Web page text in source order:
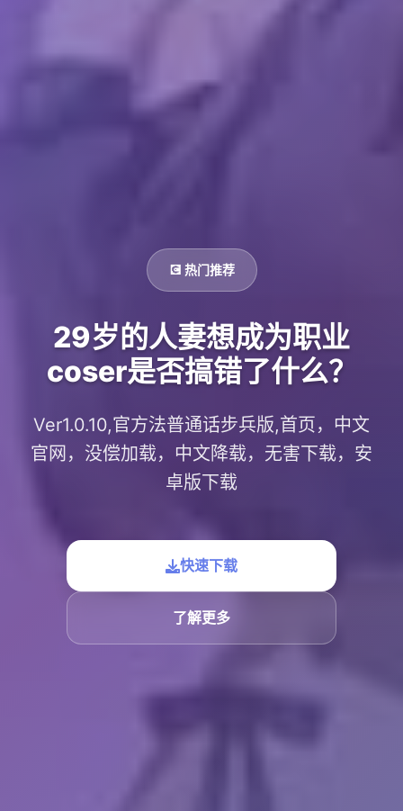
💽 热门推荐
29岁的人妻想成为职业
coser是否搞错了什么？
Ver1.0.10,官方法普通话步兵版,首页，中文
官网，没偿加载，中文降载，无害下载，安
卓版下载
快速下载
了解更多